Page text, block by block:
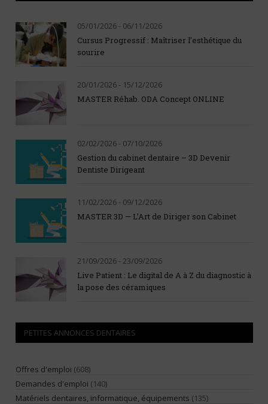
05/01/2026 - 06/11/2026
Cursus Progressif : Maîtriser l’esthétique du
sourire
20/01/2026 - 15/12/2026
MASTER Réhab. ODA Concept ONLINE
02/02/2026 - 07/10/2026
Gestion du cabinet dentaire – 3D Devenir
Dentiste Dirigeant
11/02/2026 - 09/12/2026
MASTER 3D — L’Art de Diriger son Cabinet
21/09/2026 - 23/09/2026
Live Patient : Le digital de A à Z du diagnostic à
la pose des céramiques
PETITES ANNONCES DENTAIRES
Offres d'emploi (608)
Demandes d'emploi (140)
Matériels dentaires, informatique, équipements (135)